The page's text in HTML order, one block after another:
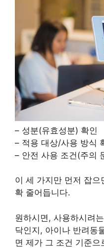
– 성분(유효성분) 확인
– 적용 대상/사용 방식
– 안전 사용 조건(주의
이 세 가지만 먼저 잡으
확 줄어듭니다.
원하시면, 사용하시려
닥인지, 아이나 반려동
면 제가 그 조건 기준으